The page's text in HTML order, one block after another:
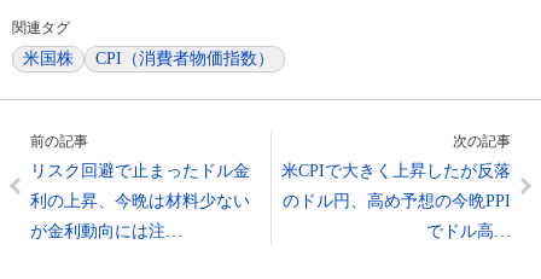
関連タグ
米国株 CPI（消費者物価指数）
前の記事
リスク回避で止まったドル金
利の上昇、今晩は材料少ない
が金利動向には注…
次の記事
米CPIで大きく上昇したが反落
のドル円、高め予想の今晩PPI
でドル高…